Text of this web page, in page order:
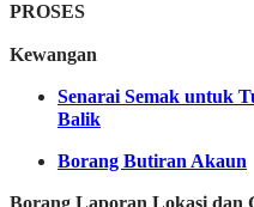
PROSES
Kewangan
Senarai Semak untuk
Balik
Borang Butiran Akaun